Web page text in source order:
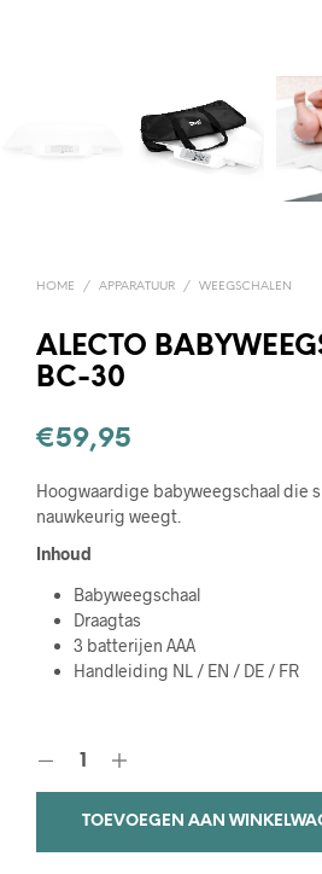
HOME / APPARATUUR / WEEGSCHALEN
ALECTO
BC-30
€59,95
Hoogwaardige babyweegschaal die
nauwkeurig weegt.
Inhoud
Babyweegschaal
Draagtas
3 batterijen AAA
Handleiding NL / EN / DE / FR
TOEVOEGEN AAN